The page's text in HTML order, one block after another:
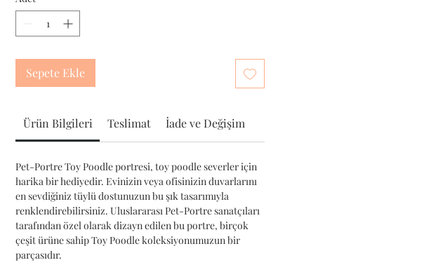
Sepete Ekle
Ürün Bilgileri Teslimat İade ve Değişim
Pet-Portre Toy Poodle portresi, toy poodle severler için
harika bir hediyedir. Evinizin veya ofisinizin duvarlarını
en sevdiğiniz tüylü dostunuzun bu şık tasarımıyla
renklendirebilirsiniz. Uluslararası Pet-Portre sanatçıları
tarafından özel olarak dizayn edilen bu portre, birçok
çeşit ürüne sahip Toy Poodle koleksiyonumuzun bir
parçasıdır.